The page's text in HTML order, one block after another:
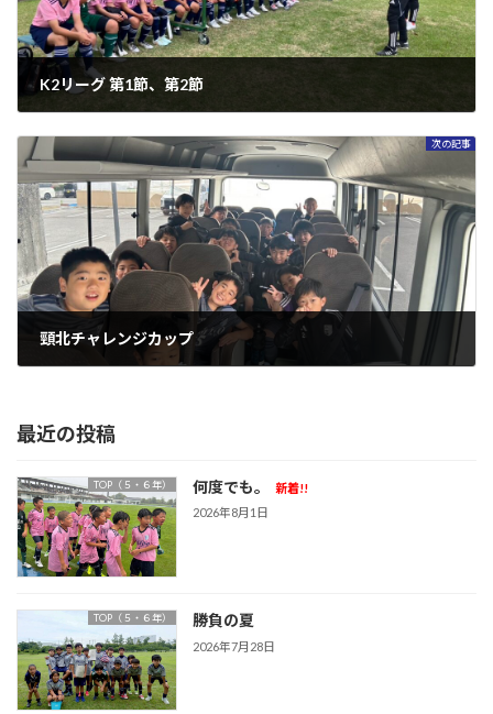
K2リーグ 第1節、第2節
次の記事
頸北チャレンジカップ
最近の投稿
TOP（５・６年） 何度でも。
新着!!
2026年8月1日
TOP（５・６年） 勝負の夏
2026年7月28日